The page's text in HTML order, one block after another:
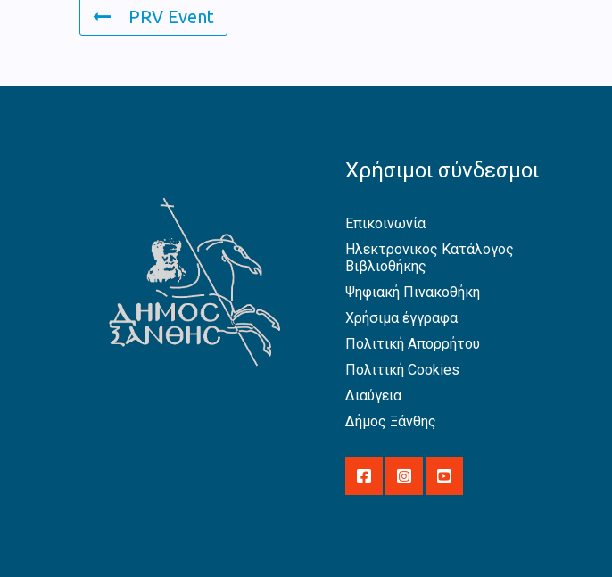
PRV Event
Χρήσιμοι σύνδεσμοι
Επικοινωνία
Ηλεκτρονικός Κατάλογος
Βιβλιοθήκης
Ψηφιακή Πινακοθήκη
Χρήσιμα έγγραφα
Πολιτική Απορρήτου
Πολιτική Cookies
Διαύγεια
Δήμος Ξάνθης